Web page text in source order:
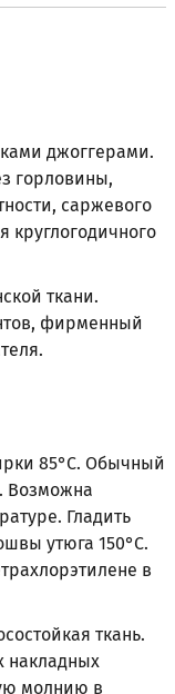
джоггерами.
горловины,
саржевого
круглогодичного
ткани.
фирменный
85°С. Обычный
Возможна
Гладить
утюга 150°С.
в
ткань.
накладных
молнию в